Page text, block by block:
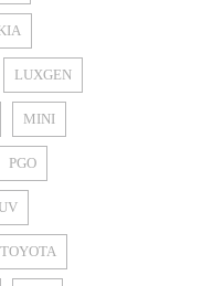
LUXGEN
MINI
PGO
TOYOTA